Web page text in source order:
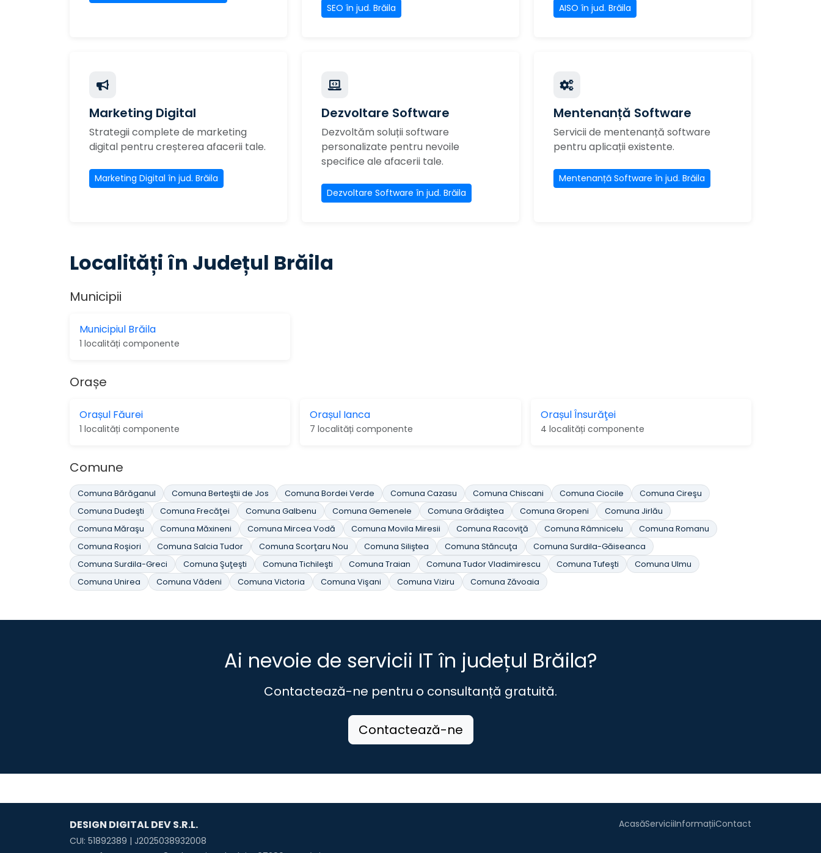
SEO în jud. Brăila AISO în jud. Brăila
Marketing Digital
Strategii complete de marketing
digital pentru creșterea afacerii tale.
Marketing Digital în jud. Brăila
Dezvoltare Software
Dezvoltăm soluții software
personalizate pentru nevoile
specifice ale afacerii tale.
Dezvoltare Software în jud. Brăila
Mentenanță Software
Servicii de mentenanță software
pentru aplicații existente.
Mentenanță Software în jud. Brăila
Localități în Județul Brăila
Municipii
Municipiul Brăila
1 localități componente
Orașe
Orașul Făurei
1 localități componente
Orașul Ianca
7 localități componente
Orașul Însurăţei
4 localități componente
Comune
Comuna Bărăganul Comuna Berteştii de Jos Comuna Bordei Verde Comuna Cazasu Comuna Chiscani Comuna Ciocile
Comuna Cireşu
Comuna Dudeşti
Comuna Frecăţei Comuna Galbenu Comuna Gemenele Comuna Grădiştea Comuna Gropeni
Comuna Jirlău
Comuna Măraşu
Comuna Măxineni Comuna Mircea Vodă Comuna Movila Miresii Comuna Racoviţă Comuna Râmnicelu
Comuna Romanu
Comuna Roşiori
Comuna Salcia Tudor Comuna Scorţaru Nou Comuna Siliştea Comuna Stăncuţa
Comuna Surdila-Găiseanca
Comuna Surdila-Greci
Comuna Şuţeşti Comuna Tichileşti Comuna Traian Comuna Tudor Vladimirescu Comuna Tufeşti
Comuna Ulmu
Comuna Unirea
Comuna Vădeni Comuna Victoria Comuna Vişani Comuna Viziru Comuna Zăvoaia
Ai nevoie de servicii IT în județul Brăila?
Contactează-ne pentru o consultanță gratuită.
Contactează-ne
DESIGN DIGITAL DEV S.R.L.
CUI: 51892389 | J2025038932008
AcasăServiciiInformațiiContact